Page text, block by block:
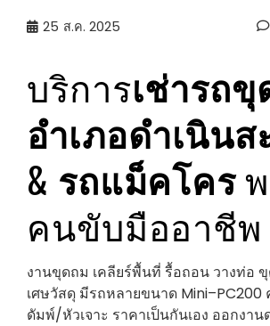
25 ส.ค. 2025
บริการเช่ารถ
อำเภอดำเนินส
& รถแม็คโคร
คนขับมืออาชีพ
งานขุดถม เคลียร์พื้นที่ รื้อถอน วางท่อ
เศษวัสดุ มีรถหลายขนาด Mini–PC200
ดัมพ์/หัวเจาะ ราคาเป็นกันเอง ออกงาน